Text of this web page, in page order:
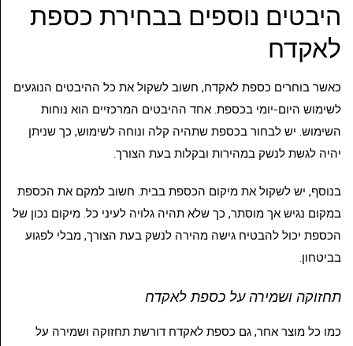
היבטים נוספים בבחירת כספת
לאקדח
כאשר בוחרים כספת לאקדח, חשוב לשקול את כל ההיבטים הנוגעים
לשימוש היום-יומי בכספת. אחד ההיבטים המרכזיים הוא נוחות
השימוש. יש לבחור בכספת שתהיה קלה ונוחה לשימוש, כך שניתן
יהיה לגשת לנשק במהירות ובקלות בעת הצורך.
בנוסף, יש לשקול את מיקום הכספת בבית. חשוב למקם את הכספת
במקום נגיש אך מוסתר, כך שלא תהיה גלויה לעיני כל. מיקום נכון של
הכספת יכול להבטיח גישה מהירה לנשק בעת הצורך, מבלי לפגוע
בביטחון.
תחזוקה ושמירה על כספת לאקדח
כמו כל מוצר אחר, גם כספת לאקדח דורשת תחזוקה ושמירה על